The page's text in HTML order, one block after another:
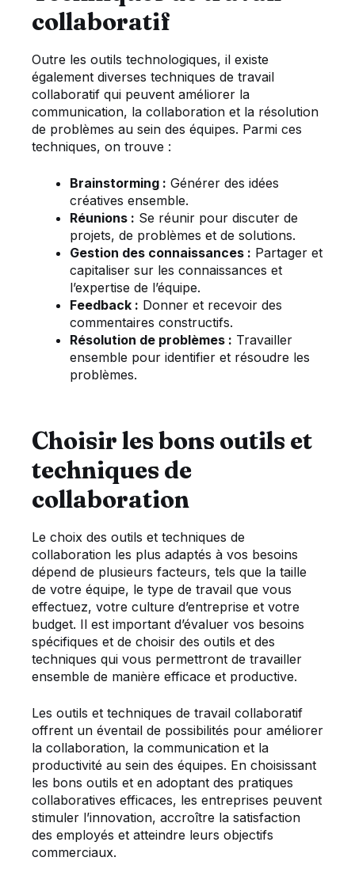
collaboratif
Outre les outils technologiques, il existe
également diverses techniques de travail
collaboratif qui peuvent améliorer la
communication, la collaboration et la résolution
de problèmes au sein des équipes. Parmi ces
techniques, on trouve :
Brainstorming : Générer des idées
créatives ensemble.
Réunions : Se réunir pour discuter de
projets, de problèmes et de solutions.
Gestion des connaissances : Partager et
capitaliser sur les connaissances et
l’expertise de l’équipe.
Feedback : Donner et recevoir des
commentaires constructifs.
Résolution de problèmes : Travailler
ensemble pour identifier et résoudre les
problèmes.
Choisir les bons outils et
techniques de
collaboration
Le choix des outils et techniques de
collaboration les plus adaptés à vos besoins
dépend de plusieurs facteurs, tels que la taille
de votre équipe, le type de travail que vous
effectuez, votre culture d’entreprise et votre
budget. Il est important d’évaluer vos besoins
spécifiques et de choisir des outils et des
techniques qui vous permettront de travailler
ensemble de manière efficace et productive.
Les outils et techniques de travail collaboratif
offrent un éventail de possibilités pour améliorer
la collaboration, la communication et la
productivité au sein des équipes. En choisissant
les bons outils et en adoptant des pratiques
collaboratives efficaces, les entreprises peuvent
stimuler l’innovation, accroître la satisfaction
des employés et atteindre leurs objectifs
commerciaux.